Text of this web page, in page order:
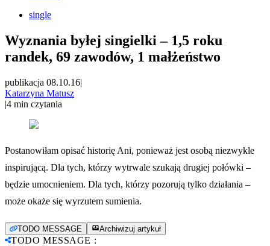
single
Wyznania byłej singielki – 1,5 roku
randek, 69 zawodów, 1 małżeństwo
publikacja 08.10.16|
Katarzyna Matusz
|4 min czytania
Postanowiłam opisać historię Ani, ponieważ jest osobą niezwykle
inspirującą. Dla tych, którzy wytrwale szukają drugiej połówki –
będzie umocnieniem. Dla tych, którzy pozorują tylko działania –
może okaże się wyrzutem sumienia.
TODO MESSAGE Archiwizuj artykuł
TODO MESSAGE :